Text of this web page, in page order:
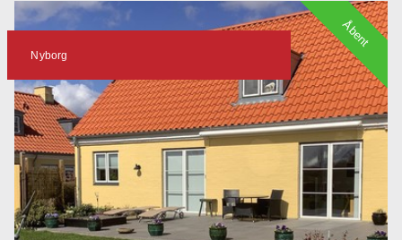
Nyborg
Åbent